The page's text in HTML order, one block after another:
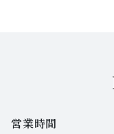
営業時間